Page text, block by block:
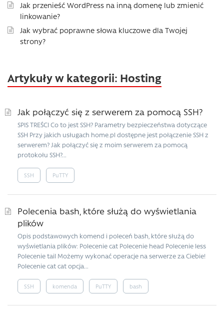
Jak przenieść WordPress na inną domenę lub zmienić
linkowanie?
Jak wybrać poprawne słowa kluczowe dla Twojej
strony?
Artykuły w kategorii: Hosting
Jak połączyć się z serwerem za pomocą SSH?
SPIS TREŚCI Co to jest SSH? Parametry bezpieczeństwa dotyczące
SSH Przy jakich usługach home.pl dostępne jest połączenie SSH z
serwerem? Jak połączyć się z moim serwerem za pomocą
protokołu SSH?...
SSH PuTTY
Polecenia bash, które służą do wyświetlania
plików
Opis podstawowych komend i poleceń bash, które służą do
wyświetlania plików: Polecenie cat Polecenie head Polecenie less
Polecenie tail Możemy wykonać operacje na serwerze za Ciebie!
Polecenie cat cat opcja...
SSH komenda PuTTY bash